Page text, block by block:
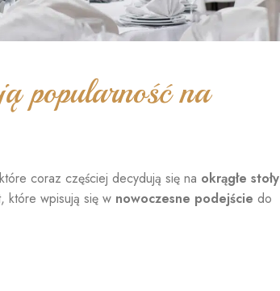
popularność na
coraz częściej decydują się na okrągłe stoły
które wpisują się w nowoczesne podejście do